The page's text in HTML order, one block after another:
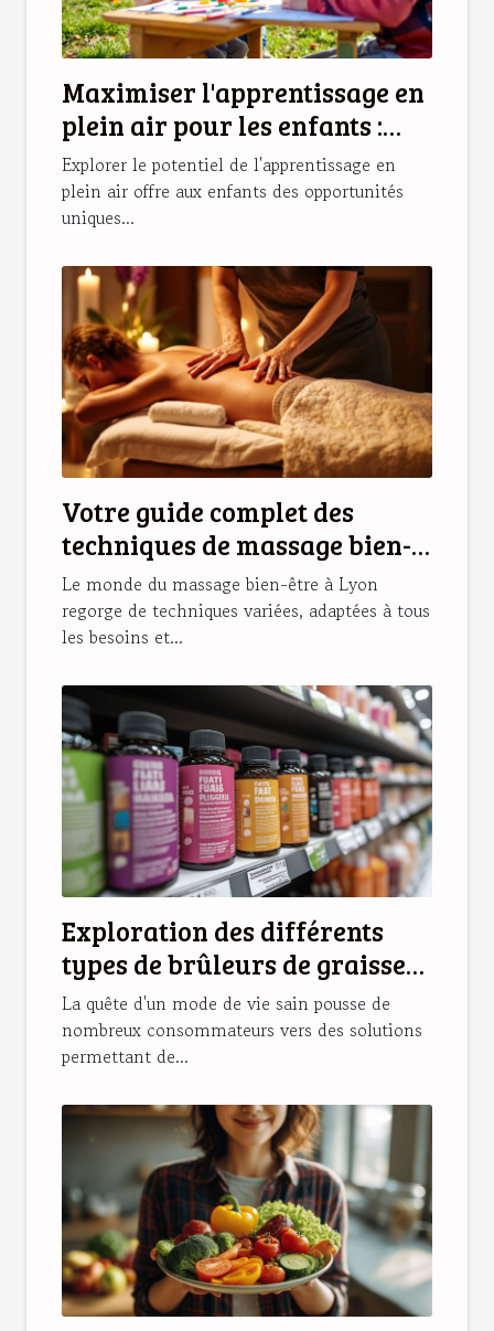
Maximiser l'apprentissage en
plein air pour les enfants :
stratégies et bénéfices
Explorer le potentiel de l'apprentissage en
plein air offre aux enfants des opportunités
uniques...
Votre guide complet des
techniques de massage bien-
être disponibles à Lyon
Le monde du massage bien-être à Lyon
regorge de techniques variées, adaptées à tous
les besoins et...
Exploration des différents
types de brûleurs de graisse
disponibles en pharmacie
La quête d'un mode de vie sain pousse de
nombreux consommateurs vers des solutions
permettant de...